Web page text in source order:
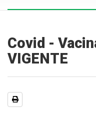
Covid -
VIGENTE